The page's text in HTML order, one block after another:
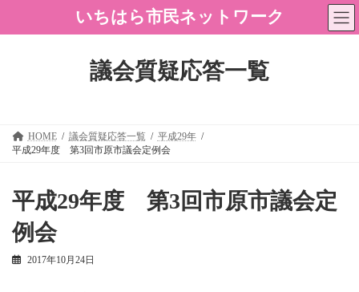
テ
ゲ
いちはら市民ネットワーク
議会質疑応答一覧
HOME 議会質疑応答一覧
平成29年
平成29年度 第3回市原市議会定例会
平成29年度 第3回市原市議会定
例会
2017年10月24日